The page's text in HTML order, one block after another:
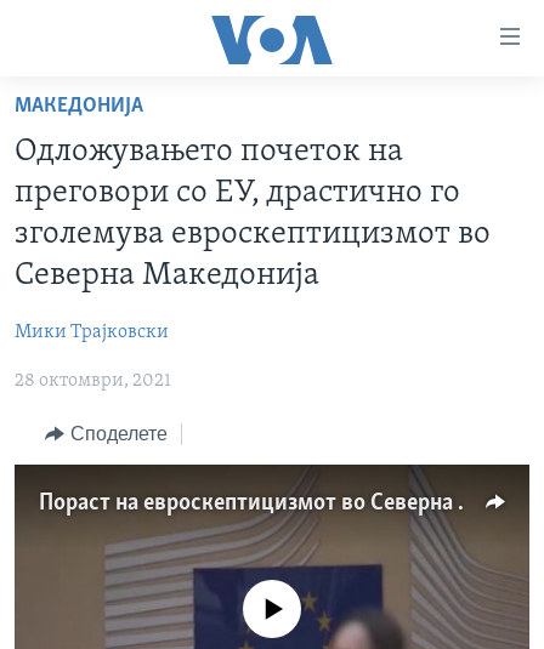
пристапност
Премини
на
главната
содржина
Премини
до
страната
навигација
РУБРИКИ
МАКЕДОНИЈА
ЕКОНОМИЈА
ПОЛИТИКА
ЗДРАВЈЕ
УМЕТНОСТ И ЗАБАВА
ИНТЕРВЈУА
ФОТОГАЛЕРИИ
ДОКУМЕНТАРЦИ
NEWSFLASH - АРХИВА
ВЕСТИ ОД САД ВО МИНУТА - АРХИВА
ИЗБОРИ ВО САД 2020 - АРХИВА
ЗА НАС
Јазици
МАКЕДОНИЈА
Одложувањето почеток на
преговори со ЕУ, драстично го
зголемува евроскептицизмот во
Северна Македонија
Мики Трајковски
28 октомври, 2021
Споделете
Пораст на евроскептицизмот во Северна Македонија
No media source currently available